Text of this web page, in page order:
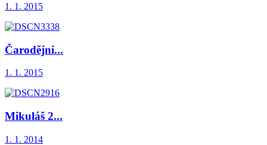
1. 1. 2015
Čarodějni...
1. 1. 2015
Mikuláš 2...
1. 1. 2014